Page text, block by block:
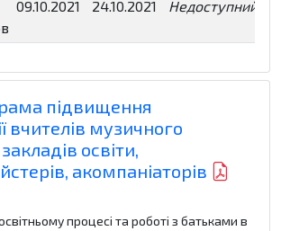
09.10.2021 24.10.2021 Недоступний..
підвищення
вчителів музичного
освіти,
акомпаніаторів
процесі та роботі з батьками в